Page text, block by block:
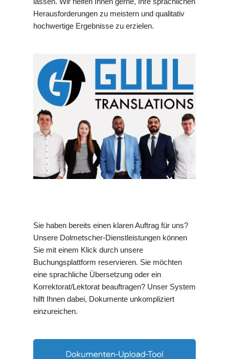
Herausforderungen zu meistern und qualitativ
hochwertige Ergebnisse zu erzielen.
Sie haben bereits einen klaren Auftrag für uns?
Unsere Dolmetscher-Dienstleistungen können
Sie mit einem Klick durch unsere
Buchungsplattform reservieren. Sie möchten
eine sprachliche Übersetzung oder ein
Korrektorat/Lektorat beauftragen? Unser System
hilft Ihnen dabei, Dokumente unkompliziert
einzureichen.